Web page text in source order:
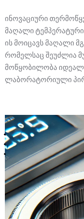
ინოვაციური
მაღალი
ის მოიცავს მაღალი
რომელსაც შეუძლია
მოწყობილობა
ლაბორატორიული